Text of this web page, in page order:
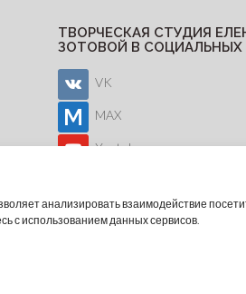
анализировать взаимодействие
с использованием данных сервисов.
ТВОРЧЕСКАЯ СТУДИЯ
ЗОТОВОЙ В СОЦИАЛЬНЫХ
VK
MAX
Youtube